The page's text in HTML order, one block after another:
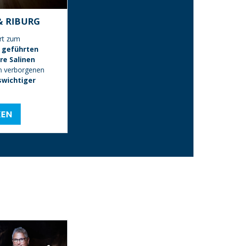
RIBURG
zum
geführten
Salinen
verborgenen